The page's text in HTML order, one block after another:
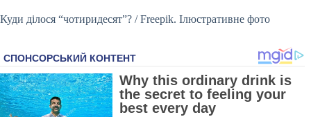
Куди ділося “чотиридесят”? / Freepik. Ілюстративне фото